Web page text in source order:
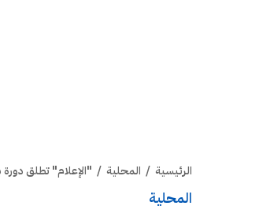
الرئيسية / المحلية / "الإعلام" تطلق دورة
المحلية